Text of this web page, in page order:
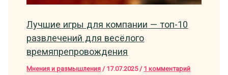
Лучшие игры для компании — топ-10
развлечений для весёлого
времяпрепровождения
Мнения и размышления / 17.07.2025 / 1 комментарий